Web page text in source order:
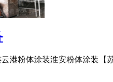
港粉体涂装淮安粉体涂装